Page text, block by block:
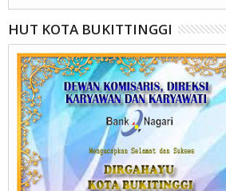
HUT KOTA BUKITTINGGI